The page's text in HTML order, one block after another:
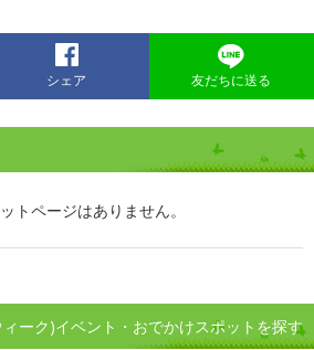
シェア 友だちに送る
トページはありません。
ーク)イベント・おでかけスポットを探す